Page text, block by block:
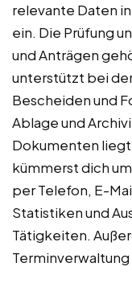
relevante Daten
ein. Die Prüfung
und Anträgen
unterstützt bei
Bescheiden und
Ablage und
Dokumenten
kümmerst dich
per Telefon, E-
Statistiken und
Tätigkeiten.